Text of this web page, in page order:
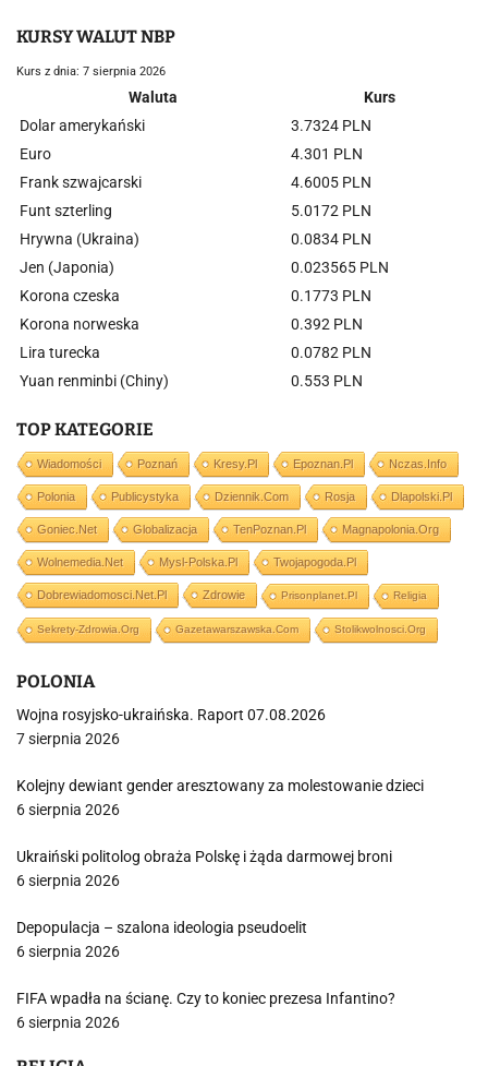
KURSY WALUT NBP
Kurs z dnia: 7 sierpnia 2026
Waluta
Kurs
Dolar amerykański
3.7324 PLN
Euro
4.301 PLN
Frank szwajcarski
4.6005 PLN
Funt szterling
5.0172 PLN
Hrywna (Ukraina)
0.0834 PLN
Jen (Japonia)
0.023565 PLN
Korona czeska
0.1773 PLN
Korona norweska
0.392 PLN
Lira turecka
0.0782 PLN
Yuan renminbi (Chiny)
0.553 PLN
TOP KATEGORIE
Wiadomości Poznań Kresy.pl Epoznan.pl Nczas.info
Polonia Publicystyka Dziennik.com Rosja Dlapolski.pl
Goniec.net Globalizacja TenPoznan.pl Magnapolonia.org
Wolnemedia.net Mysl-Polska.pl Twojapogoda.pl
Dobrewiadomosci.net.pl Zdrowie Prisonplanet.pl Religia
Sekrety-Zdrowia.org Gazetawarszawska.com Stolikwolnosci.org
POLONIA
Wojna rosyjsko-ukraińska. Raport 07.08.2026
7 sierpnia 2026
Kolejny dewiant gender aresztowany za molestowanie dzieci
6 sierpnia 2026
Ukraiński politolog obraża Polskę i żąda darmowej broni
6 sierpnia 2026
Depopulacja – szalona ideologia pseudoelit
6 sierpnia 2026
FIFA wpadła na ścianę. Czy to koniec prezesa Infantino?
6 sierpnia 2026